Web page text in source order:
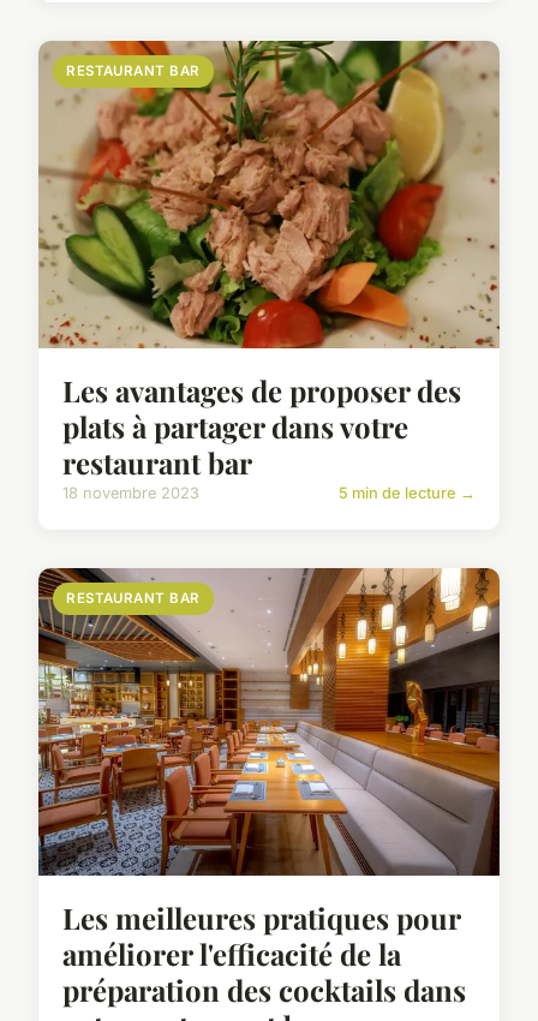
RESTAURANT BAR
Les avantages de proposer des
plats à partager dans votre
restaurant bar
18 novembre 2023 5 min de lecture →
RESTAURANT BAR
Les meilleures pratiques pour
améliorer l'efficacité de la
préparation des cocktails dans